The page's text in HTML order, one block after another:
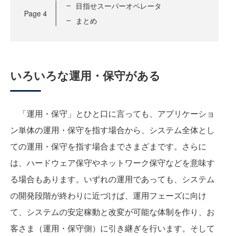
Page 4
目指せスーパーオペレータ
まとめ
いろいろな運用・保守がある
「運用・保守」とひと口に言っても、アプリケーショ
ン単体の運用・保守を指す場合から、システム全体とし
ての運用・保守を指す場合までさまざまです。さらに
は、ハードウェア保守やネットワーク保守などを意味す
る場合もあります。いずれの運用であっても、システム
の開発段階が終わりに近づけば、運用フェーズに向け
て、システムの安定稼動と改変が可能な体制を作り、お
客さま（運用・保守側）に引き継ぎを行います。そして